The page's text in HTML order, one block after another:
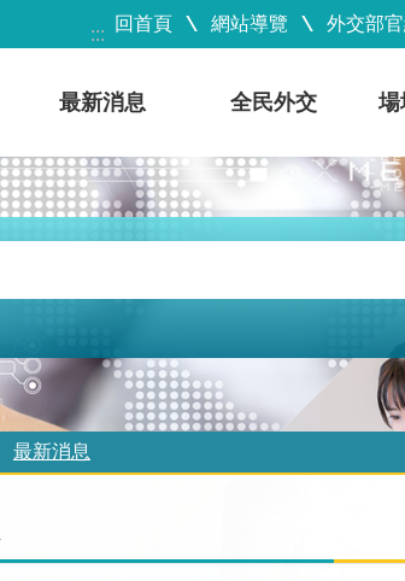
:::
回首頁 網站導覽 外交部
最新消息 全民外交 場
最新消息